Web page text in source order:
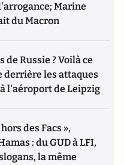
Marine
du Macron
de Russie ? Voilà ce
derrière les attaques
l'aéroport de Leipzig
des Facs »,
: du GUD à LFI,
la même